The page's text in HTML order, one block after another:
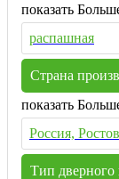
показать
распашная
Страна
показать
Россия,
Тип дверного